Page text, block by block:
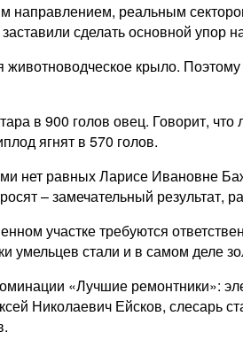
направлением, реальным
сделать основной упор
крыло.
в 900 голов овец. Говорит, что
ягнят в 570 голов.
нет равных Ларисе Ивановне
– замечательный
участке требуются
стали и в самом деле
«Лучшие ремонтники»:
Николаевич Ейсков, слесарь